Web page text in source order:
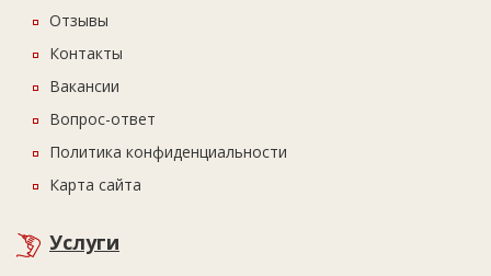
Отзывы
Контакты
Вакансии
Вопрос-ответ
Политика конфиденциальности
Карта сайта
Услуги